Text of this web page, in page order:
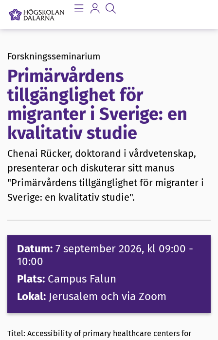
Forskningsseminarium
Primärvårdens
tillgänglighet för
migranter i Sverige: en
kvalitativ studie
Chenai Rücker, doktorand i vårdvetenskap,
presenterar och diskuterar sitt manus
"Primärvårdens tillgänglighet för migranter i
Sverige: en kvalitativ studie".
Datum: 7 september 2026, kl 09:00 -
10:00
Plats: Campus Falun
Lokal: Jerusalem och via Zoom
Titel: Accessibility of primary healthcare centers for